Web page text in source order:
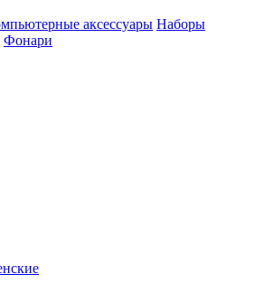
аксессуары Наборы
Фонари